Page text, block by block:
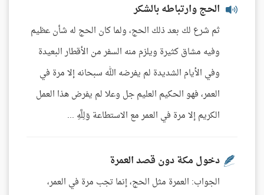
الحج وارتباطه بالشكر
ثم شرع لك بعد ذلك الحج، ولما كان الحج له شأن عظيم
وفيه مشاق كثيرة ويلزم منه السفر من الأقطار البعيدة
وفي الأيام الشديدة لم يفرضه الله سبحانه إلا مرة في
العمر، فهو الحكيم العليم جل وعلا لم يفرض هذا العمل
الكريم إلا مرة في العمر مع الاستطاعة وَلِلَّهِ ...
دخول مكة دون قصد العمرة
الجواب: العمرة مثل الحج، إنما تجب مرة في العمر،